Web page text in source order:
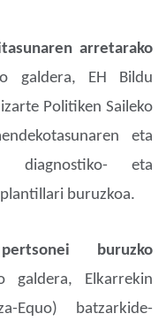
arretarako
galdera, EH Bildu
Politiken Saileko
eta
, diagnostiko- eta
buruzkoa.
buruzko
galdera, Elkarrekin
Equo) batzarkide-